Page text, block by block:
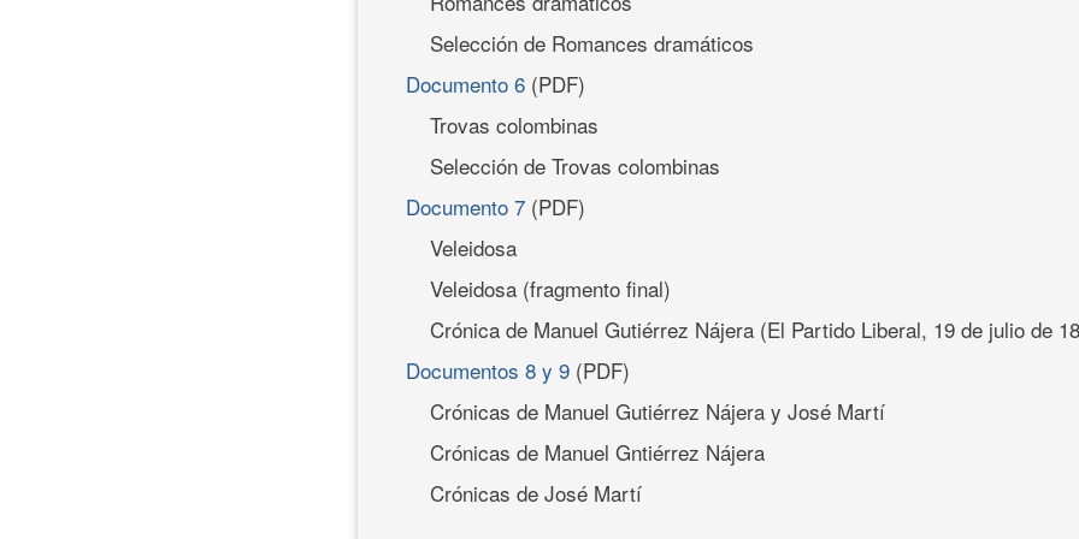
Selección de Romances dramáticos
Documento 6 (PDF)
Trovas colombinas
Selección de Trovas colombinas
Documento 7 (PDF)
Veleidosa
Veleidosa (fragmento final)
Crónica de Manuel Gutiérrez Nájera (El Partido Liberal, 19 de julio de
Documentos 8 y 9 (PDF)
Crónicas de Manuel Gutiérrez Nájera y José Martí
Crónicas de Manuel Gntiérrez Nájera
Crónicas de José Martí